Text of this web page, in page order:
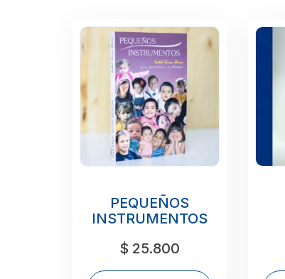
PEQUEÑOS
INSTRUMENTOS
$ 25.800